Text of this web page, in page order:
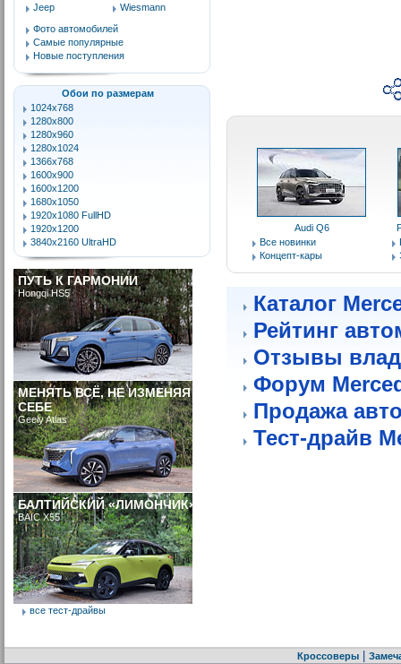
Jeep
Wiesmann
Фото автомобилей
Самые популярные
Новые поступления
Обои по размерам
1024x768
1280x800
1280x960
1280x1024
1366x768
1600x900
1600x1200
1680x1050
1920x1080 FullHD
1920x1200
3840x2160 UltraHD
ПУТЬ К ГАРМОНИИ
Hongqi HS5
МЕНЯТЬ ВСЁ, НЕ ИЗМЕНЯЯ
СЕБЕ
Geely Atlas
БАЛТИЙСКИЙ «ЛИМОНЧИК»
BAIC X55
все тест-драйвы
Audi Q6
Все новинки
Концепт-кары
Каталог
Рейтинг
Отзывы
Форум
Продажа
Тест-драйв
Кроссоверы